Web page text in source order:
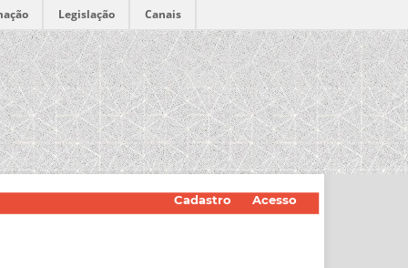
Legislação Canais
Cadastro Acesso